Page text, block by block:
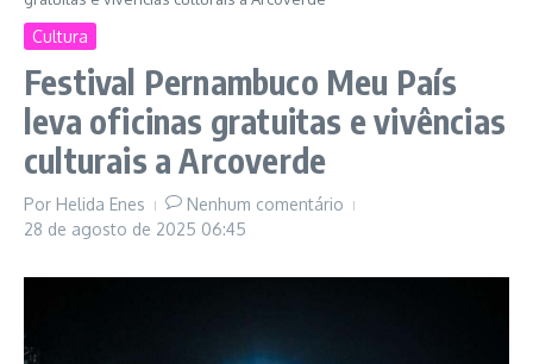
Cultura
Festival Pernambuco Meu País
leva oficinas gratuitas e vivências
culturais a Arcoverde
Por Helida Enes
Nenhum comentário
28 de agosto de 2025 06:45